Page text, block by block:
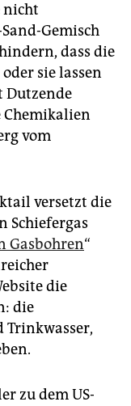
nicht
Gemisch
dass die
sie lassen
Dutzende
Chemikalien
vom
versetzt die
Schiefergas
Gasbohren“
die
die
zu dem US-